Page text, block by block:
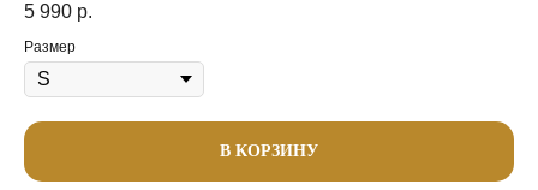
5 990 р.
Размер
В КОРЗИНУ